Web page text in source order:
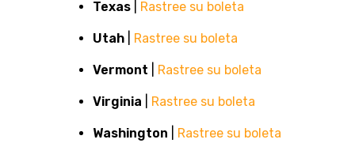
Texas Rastree su boleta
Utah Rastree su boleta
Vermont Rastree su boleta
Virginia Rastree su boleta
Washington Rastree su boleta